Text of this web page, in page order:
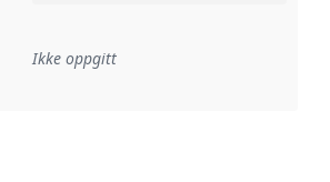
Referanse til en implementasjonsregel
Ikke oppgitt